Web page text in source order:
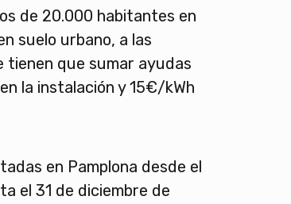
de 20.000 habitantes en
suelo urbano, a las
tienen que sumar ayudas
la instalación y 15€/kWh
en Pamplona desde el
el 31 de diciembre de